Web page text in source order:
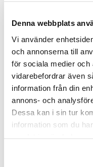
Denna webbplats
Vi använder
och annonserna till
för sociala medier
vidarebefordrar även
information från din
annons- och
Dessa kan i sin tur
information som du